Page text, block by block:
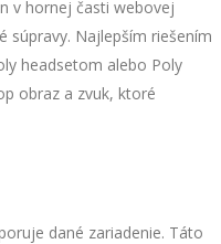
v hornej časti webovej
súpravy. Najlepším riešením
headsetom alebo Poly
obraz a zvuk, ktoré
dané zariadenie. Táto